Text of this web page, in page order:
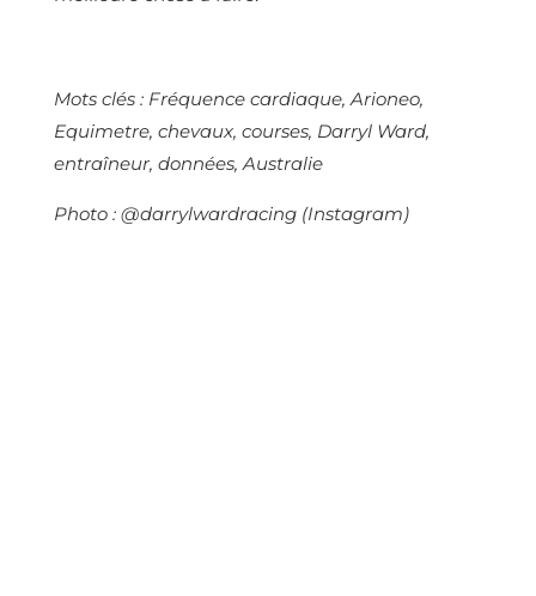
Mots clés :Fréquence cardiaque, Arioneo,
Equimetre, chevaux, courses, Darryl Ward,
entraîneur, données, Australie
Photo :@darrylwardracing (Instagram)